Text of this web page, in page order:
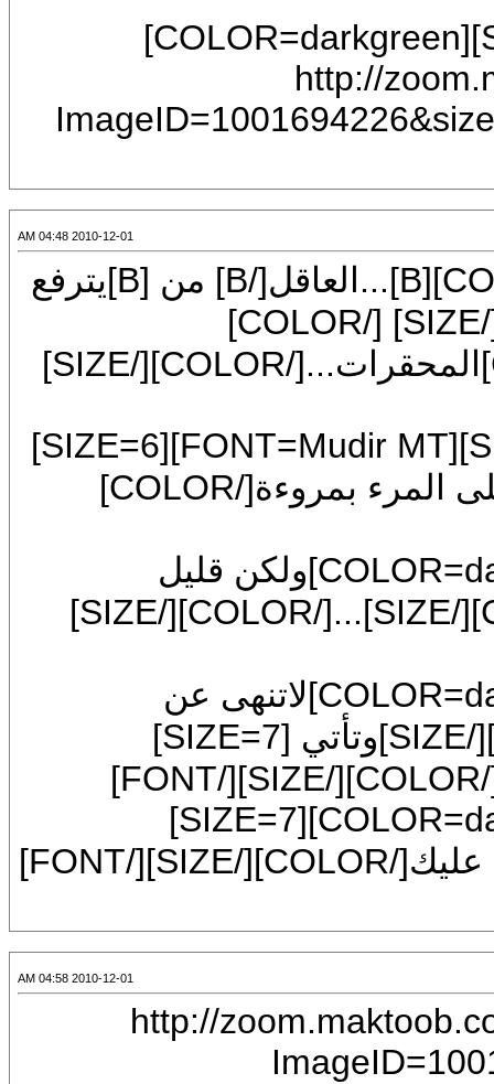
[CENTER][FONT=Mudir MT][SIZE=7][COLOR=darkgreen]
[CENTER][SIZE=6][COLOR=darkgreen][B]...العاقل[/B] من [B]يترفع
عن [COLOR=red][SIZE=7]السفاسف[/SIZE] [/COLOR]
[/B]و[/COLOR][SIZE=7][COLOR=red]المحقرات...[/COLOR][/SIZE]
[COLOR=#ff0000][SIZE=7]>>> [/SIZE][FONT=Mudir MT][SIZE=6]
[COLOR=darkgreen]فما أجمل أن يتحلى المرء بمروءة[/COLOR]
[FONT=Mudir MT][SIZE=6][COLOR=darkgreen]ولكن قليل
[SIZE=7][COLOR=red]فاعله[/COLOR][/SIZE]...[/COLOR][/SIZE]
[FONT=Mudir MT][SIZE=6][COLOR=darkgreen]لاتنهى عن
[SIZE=7][COLOR=red]فعلاً [/COLOR][/SIZE]وتأتي [SIZE=7]
[FONT=Mudir MT][SIZE=6][COLOR=darkgreen][SIZE=7]
[COLOR=red]عــــار[/COLOR][/SIZE] عليك[/COLOR][/SIZE][/FONT]